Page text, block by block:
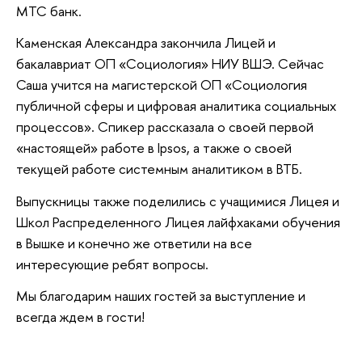
МТС банк.
Каменская Александра закончила Лицей и
бакалавриат ОП «Социология» НИУ ВШЭ. Сейчас
Саша учится на магистерской ОП «Социология
публичной сферы и цифровая аналитика социальных
процессов». Спикер рассказала о своей первой
«настоящей» работе в Ipsos, а также о своей
текущей работе системным аналитиком в ВТБ.
Выпускницы также поделились с учащимися Лицея и
Школ Распределенного Лицея лайфхаками обучения
в Вышке и конечно же ответили на все
интересующие ребят вопросы.
Мы благодарим наших гостей за выступление и
всегда ждем в гости!